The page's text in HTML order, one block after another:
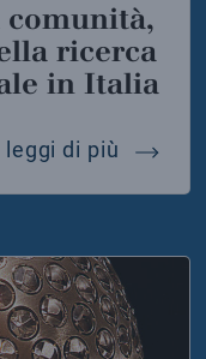
ricerca
in Italia
leggi di più 75